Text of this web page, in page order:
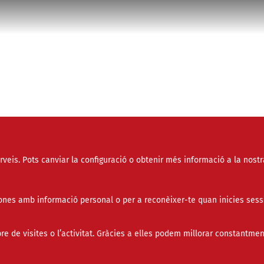
Pots canviar la configuració o obtenir més informació a la
amb informació personal o per a reconèixer-te quan inicies
de visites o l’activitat. Gràcies a elles podem millorar
per no respectar el dret a la desconnexió digital